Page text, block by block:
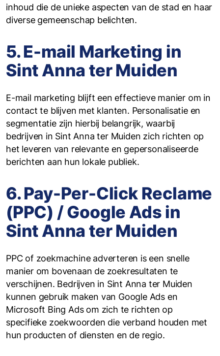
inhoud die de unieke aspecten van de stad en haar
diverse gemeenschap belichten.
5. E-mail Marketing in
Sint Anna ter Muiden
E-mail marketing blijft een effectieve manier om in
contact te blijven met klanten. Personalisatie en
segmentatie zijn hierbij belangrijk, waarbij
bedrijven in Sint Anna ter Muiden zich richten op
het leveren van relevante en gepersonaliseerde
berichten aan hun lokale publiek.
6. Pay-Per-Click Reclame
(PPC) / Google Ads in
Sint Anna ter Muiden
PPC of zoekmachine adverteren is een snelle
manier om bovenaan de zoekresultaten te
verschijnen. Bedrijven in Sint Anna ter Muiden
kunnen gebruik maken van Google Ads en
Microsoft Bing Ads om zich te richten op
specifieke zoekwoorden die verband houden met
hun producten of diensten en de regio.